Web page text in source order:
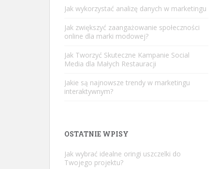
Jak wykorzystać analizę danych w marketingu
Jak zwiększyć zaangażowanie społeczności
online dla marki modowej?
Jak Tworzyć Skuteczne Kampanie Social
Media dla Małych Restauracji
Jakie są najnowsze trendy w marketingu
interaktywnym?
OSTATNIE WPISY
Jak wybrać idealne oringi uszczelki do
Twojego projektu?